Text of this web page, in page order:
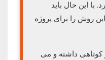
با این حال باید
روش را برای پروژه
داشته و می